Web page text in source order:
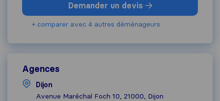
Demander un devis
+ comparer avec 4 autres déménageurs
Agences
Dijon
Avenue Maréchal Foch 10, 21000, Dijon